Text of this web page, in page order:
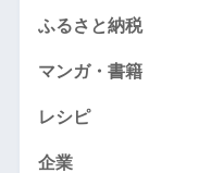
ふるさと納税
マンガ・書籍
レシピ
企業